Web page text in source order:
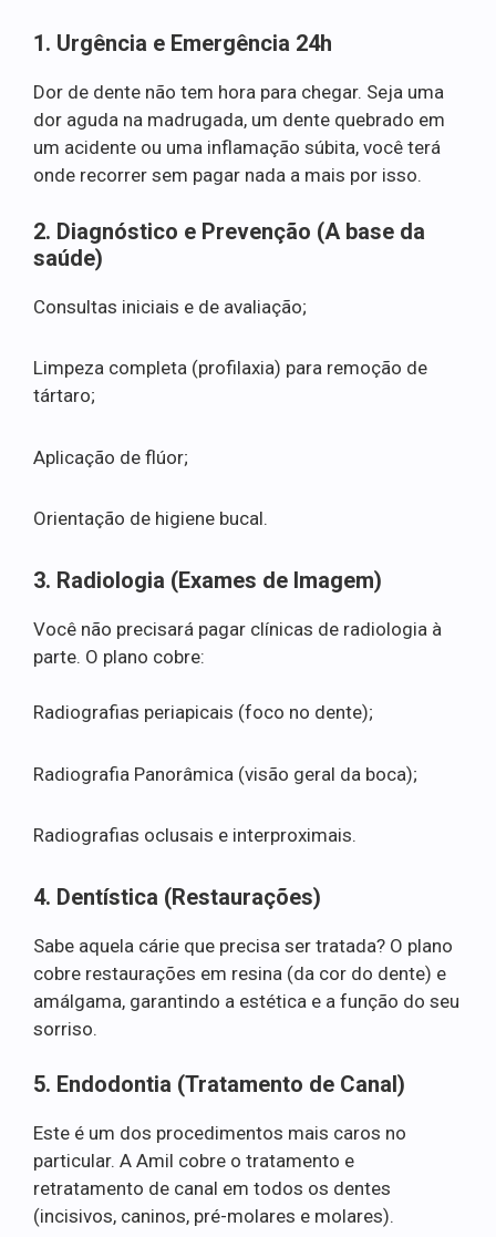
1. Urgência e Emergência 24h
Dor de dente não tem hora para chegar. Seja uma
dor aguda na madrugada, um dente quebrado em
um acidente ou uma inflamação súbita, você terá
onde recorrer sem pagar nada a mais por isso.
2. Diagnóstico e Prevenção (A base da
saúde)
Consultas iniciais e de avaliação;
Limpeza completa (profilaxia) para remoção de
tártaro;
Aplicação de flúor;
Orientação de higiene bucal.
3. Radiologia (Exames de Imagem)
Você não precisará pagar clínicas de radiologia à
parte. O plano cobre:
Radiografias periapicais (foco no dente);
Radiografia Panorâmica (visão geral da boca);
Radiografias oclusais e interproximais.
4. Dentística (Restaurações)
Sabe aquela cárie que precisa ser tratada? O plano
cobre restaurações em resina (da cor do dente) e
amálgama, garantindo a estética e a função do seu
sorriso.
5. Endodontia (Tratamento de Canal)
Este é um dos procedimentos mais caros no
particular. A Amil cobre o tratamento e
retratamento de canal em todos os dentes
(incisivos, caninos, pré-molares e molares).